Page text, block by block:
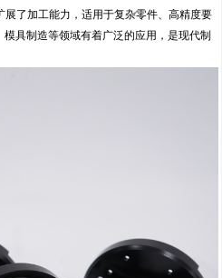
展了加工能力，适用于复杂零件、高精度要
具制造等领域有着广泛的应用，是现代制